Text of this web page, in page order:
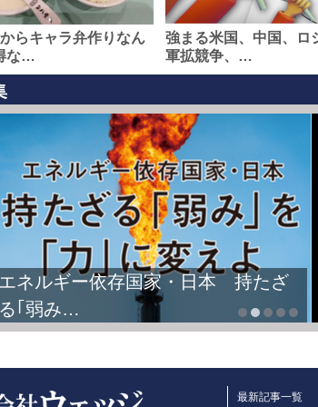
らキャラ弁作りなん
な…
強まる米国、中国、ロ
軍拡競争、…
エネルギー依存国家・日本 持たざ
る｢弱み…
最新記事一覧